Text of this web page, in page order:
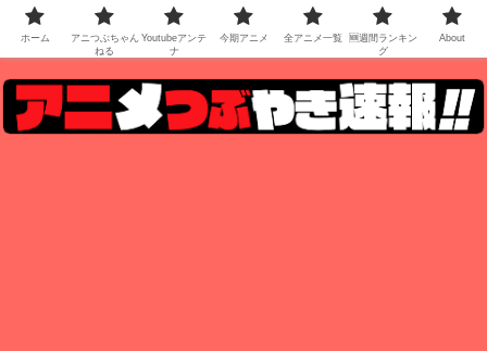
ホーム
アニつぶちゃん
ねる
Youtubeアンテ
ナ
今期アニメ 全アニメ一覧
🆕週間ランキン
グ
About